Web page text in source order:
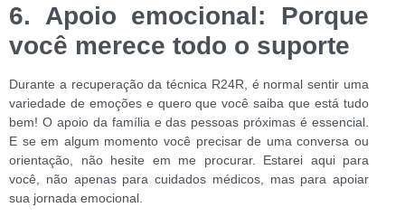
6. Apoio emocional: Porque
você merece todo o suporte
Durante a recuperação da técnica R24R, é normal sentir uma
variedade de emoções e quero que você saiba que está tudo
bem! O apoio da família e das pessoas próximas é essencial.
E se em algum momento você precisar de uma conversa ou
orientação, não hesite em me procurar. Estarei aqui para
você, não apenas para cuidados médicos, mas para apoiar
sua jornada emocional.